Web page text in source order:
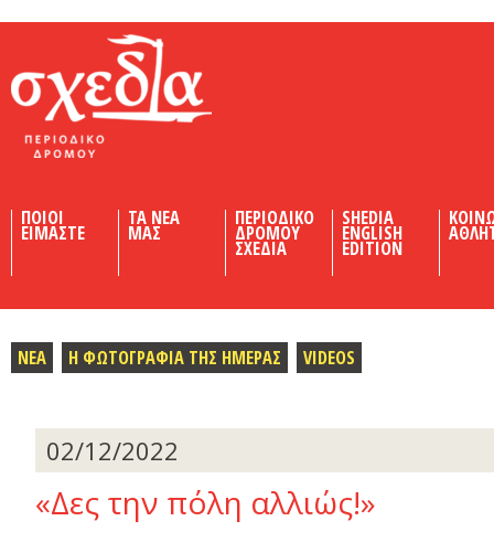
ΠΟΙΟΙ
ΕΙΜΑΣΤΕ
ΤΑ ΝΕΑ
ΜΑΣ
ΠΕΡΙΟΔΙΚΟ
ΔΡΟΜΟΥ
ΣΧΕΔΙΑ
SHEDIA
ENGLISH
EDITION
ΝΕΑ Η ΦΩΤΟΓΡΑΦΙΑ ΤΗΣ ΗΜΕΡΑΣ VIDEOS
02/12/2022
«Δες την πόλη αλλιώς!»